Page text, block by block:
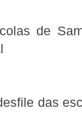
de
das